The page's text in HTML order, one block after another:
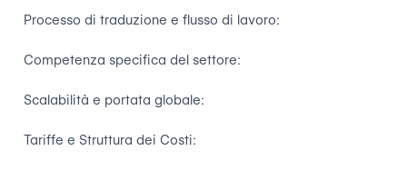
Processo di traduzione e flusso di lavoro:
Competenza specifica del settore:
Scalabilità e portata globale:
Tariffe e Struttura dei Costi: